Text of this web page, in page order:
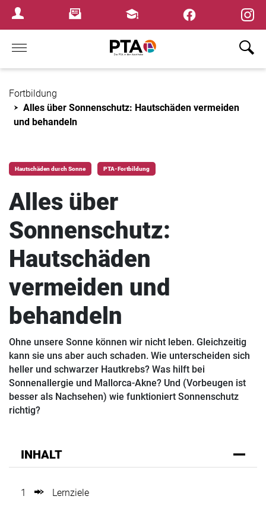
Login MenuNewsletterFortbildungen
Home
Fortbildung
Alles über Sonnenschutz: Hautschäden vermeiden
und behandeln
Hautschäden durch Sonne PTA-Fortbildung
Alles über
Sonnenschutz:
Hautschäden
vermeiden und
behandeln
Ohne unsere Sonne können wir nicht leben. Gleichzeitig
kann sie uns aber auch schaden. Wie unterscheiden sich
heller und schwarzer Hautkrebs? Was hilft bei
Sonnenallergie und Mallorca-Akne? Und (Vorbeugen ist
besser als Nachsehen) wie funktioniert Sonnenschutz
richtig?
INHALT
1 Lernziele
×